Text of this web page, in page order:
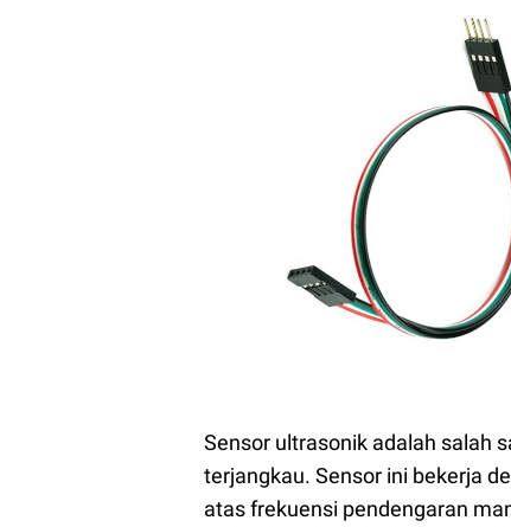
Sensor ultrasonik adalah salah
terjangkau. Sensor ini bekerja
atas frekuensi pendengaran